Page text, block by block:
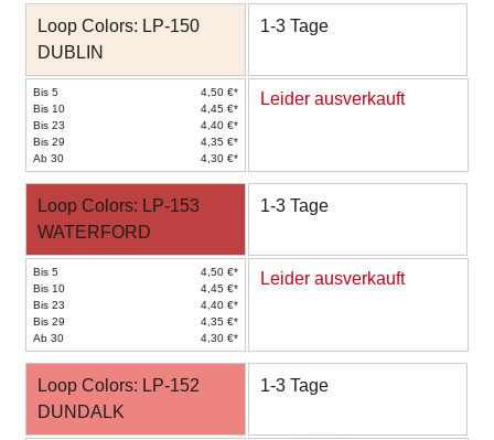
Loop Colors: LP-150
DUBLIN
1-3 Tage
Bis 5
4,50 €*
Bis 10
4,45 €*
Bis 23
4,40 €*
Bis 29
4,35 €*
Ab 30
4,30 €*
Leider ausverkauft
Loop Colors: LP-153
WATERFORD
1-3 Tage
Bis 5
4,50 €*
Bis 10
4,45 €*
Bis 23
4,40 €*
Bis 29
4,35 €*
Ab 30
4,30 €*
Leider ausverkauft
Loop Colors: LP-152
DUNDALK
1-3 Tage